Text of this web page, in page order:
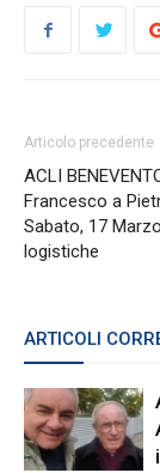
Articolo precedente
ACLI
Francesco a
Sabato, 17
logistiche
ARTICOLI